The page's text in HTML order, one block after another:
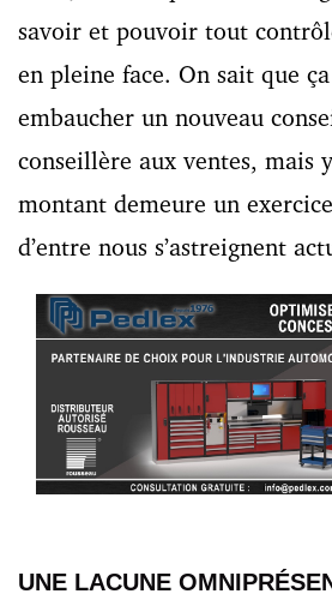
savoir et pouvoir tout
en pleine face. On sait que
embaucher un nouveau
conseillère aux ventes, mais
montant demeure un
d’entre nous s’astreignent
UNE LACUNE